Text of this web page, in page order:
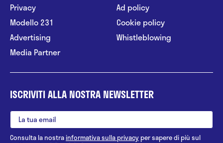
Privacy
Modello 231
Advertising
Media Partner
Ad policy
Cookie policy
Whistleblowing
ISCRIVITI ALLA NOSTRA NEWSLETTER
Consulta la nostrainformativa sulla privacy per sapere di più sul